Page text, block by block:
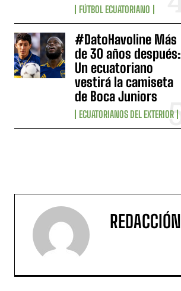
FÚTBOL ECUATORIANO
#DatoHavoline Más
de 30 años después:
Un ecuatoriano
vestirá la camiseta
de Boca Juniors
ECUATORIANOS DEL EXTERIOR
REDACCIÓN